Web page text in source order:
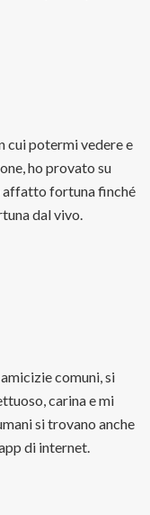
cui potermi vedere e
ho provato su
affatto fortuna finché
dal vivo.
comuni, si
carina e mi
si trovano anche
di internet.